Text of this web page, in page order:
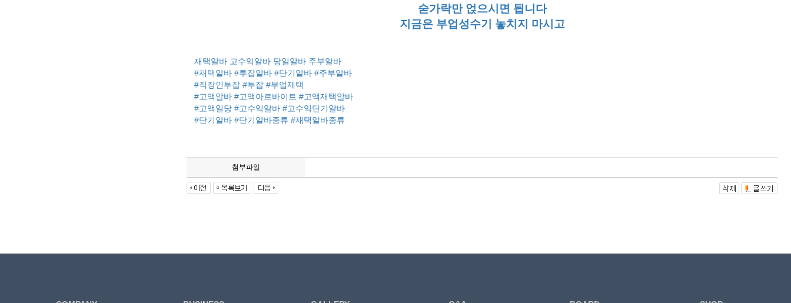
숟가락만 얹으시면 됩니다
지금은 부업성수기 놓치지 마시고
재택알바 고수익알바 당일알바 주부알바
#재택알바 #투잡알바 #단기알바 #주부알바
#직장인투잡 #투잡 #부업재택
#고액알바 #고액아르바이트 #고액재택알바
#고액일당 #고수익알바 #고수익단기알바
#단기알바 #단기알바종류 #재택알바종류
첨부파일